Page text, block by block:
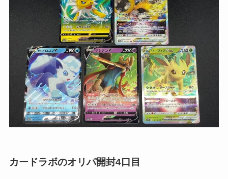
カードラボのオリパ開封4口目